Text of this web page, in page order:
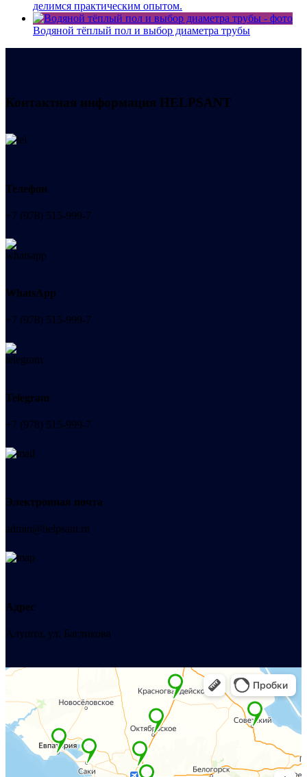
делимся практическим опытом.
Водяной тёплый пол и выбор диаметра трубы
Контактная информация HELPSANT
Телефон
+7 (978) 515-999-7
WhatsApp
+7 (978) 515-999-7
Telegram
+7 (978) 515-999-7
Электронная почта
admin@helpsant.ru
Адрес
Алушта, ул. Багликова